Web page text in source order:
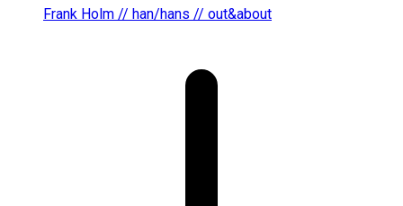
Frank Holm // han/hans // out&about